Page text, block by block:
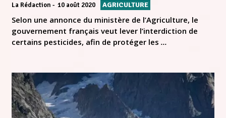
La Rédaction 10 août 2020 AGRICULTURE
Selon une annonce du ministère de l’Agriculture, le
gouvernement français veut lever l’interdiction de
certains pesticides, afin de protéger les ...